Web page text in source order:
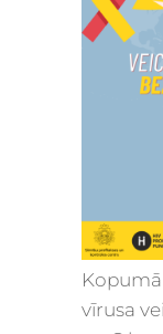
vīrusa